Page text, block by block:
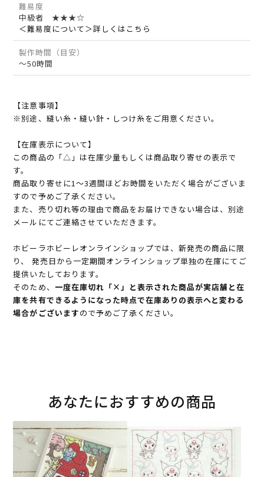
難易度
中級者 ★★★☆
＜難易度について＞詳しくはこちら
製作時間（目安）
～50時間
【注意事項】
※別途、縫い糸・縫い針・しつけ糸をご用意ください。
【在庫表示について】
この商品の「△」は在庫少量もしくは商品取り寄せの表示で
す。
商品取り寄せに1～3週間ほどお時間をいただく場合がございま
すので予めご了承ください。
また、売り切れ等の理由で商品をお届けできない場合は、別途
メールにてご連絡させていただきます。
ホビーラホビーレオンラインショップでは、新発売の商品に限
り、 発売日から一定期間オンラインショップ単独の在庫にてご
提供いたしております。
そのため、 一度在庫切れ「×」と表示された商品が実店舗と在
庫を共有できるようになった時点で在庫ありの表示へと変わる
場合がございますので予めご了承ください。
あなたにおすすめの商品